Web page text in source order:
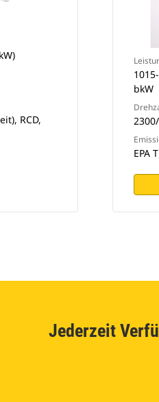
RCD,
bkW
EPA
Jederzeit